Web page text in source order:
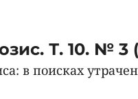
Т. 10. № 3
в поисках